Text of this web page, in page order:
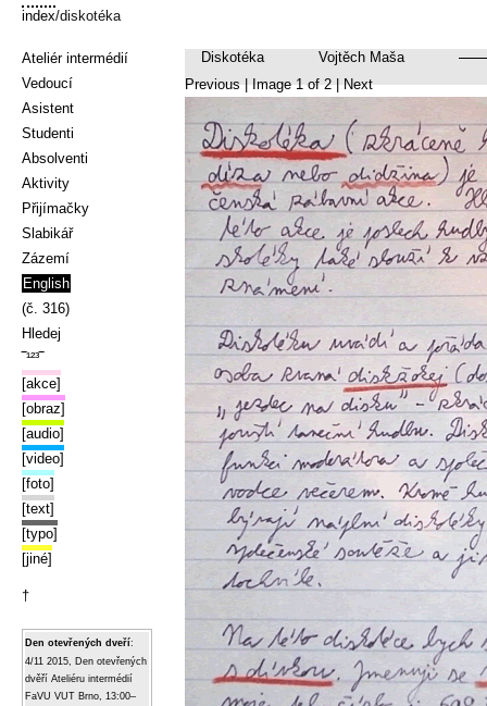
index/diskotéka
Ateliér intermédií
Vedoucí
Asistent
Studenti
Absolventi
Aktivity
Přijímačky
Slabikář
Zázemí
English
(č. 316)
Hledej
‾¹²³‾
[akce]
[obraz]
[audio]
[video]
[foto]
[text]
[typo]
[jiné]
†
Den otevřených dveří:
4/11 2015, Den otevřených
dvěří Ateliéru intermédií
FaVU VUT Brno, 13:00–
Diskotéka
Vojtěch Maša
Previous| Image1of2|Next